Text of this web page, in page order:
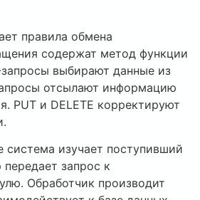
правила обмена
содержат метод функции
выбирают данные из
отсылают информацию
PUT и DELETE корректируют
система изучает поступивший
запрос к
Обработчик производит